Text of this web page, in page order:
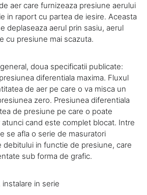
aer care furnizeaza presiune aerului
in raport cu partea de iesire. Aceasta
deplaseaza aerul prin sasiu, aerul
cu presiune mai scazuta.
doua specificatii publicate:
diferentiala maxima. Fluxul
de aer pe care o va misca un
zero. Presiunea diferentiala
de presiune pe care o poate
cand este complet blocat. Intre
se afla o serie de masuratori
debitului in functie de presiune, care
sub forma de grafic.
instalare in serie